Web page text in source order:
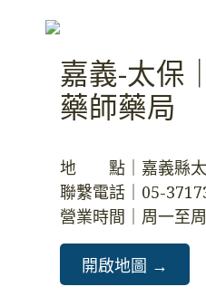
嘉義-太保
藥師藥局
地　　點｜嘉義縣
聯繫電話｜05-
營業時間｜周一至
開啟地圖 →️